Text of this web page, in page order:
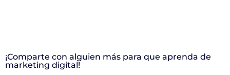
¡Comparte con alguien más para que aprenda de
marketing digital!